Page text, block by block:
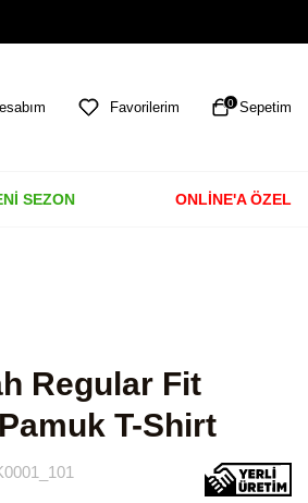
Favorilerim 0 Sepetim
SEZON ONLİNE'A ÖZEL
Regular Fit
T-Shirt